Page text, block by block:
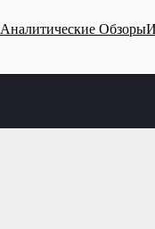
Аналитические Обзоры